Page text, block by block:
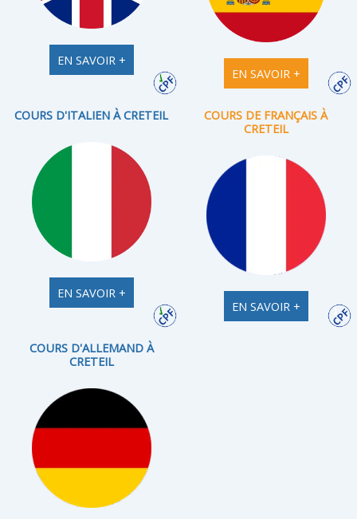
EN SAVOIR +
EN SAVOIR +
COURS D'ITALIEN À CRETEIL
EN SAVOIR +
COURS DE FRANÇAIS À
CRETEIL
EN SAVOIR +
COURS D'ALLEMAND À
CRETEIL